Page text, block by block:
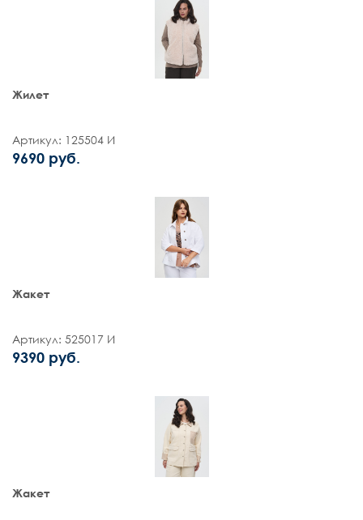
Жилет
Артикул: 125504 И
9690 руб.
Жакет
Артикул: 525017 И
9390 руб.
Жакет